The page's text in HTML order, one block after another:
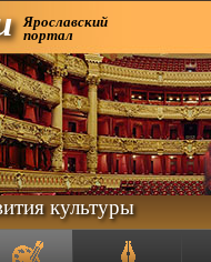
Ярославский
портал
культуры